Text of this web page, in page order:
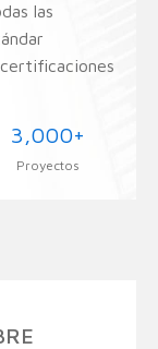
las
3,000+
Proyectos